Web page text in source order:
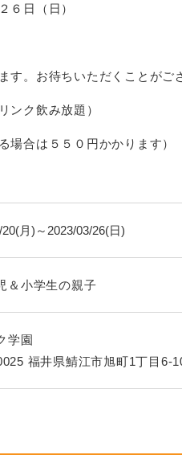
６日（日）
す。お待ちいただくことがご
ンク飲み放題）
場合は５５０円かかります）
20(月)～2023/03/26(日)
＆小学生の親子
学園
福井県鯖江市旭町1丁目6-